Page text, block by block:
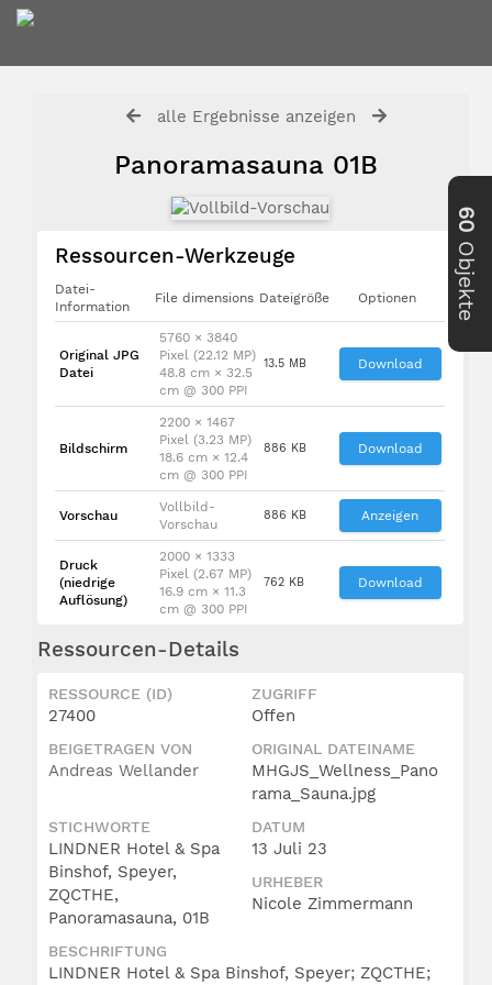
alle Ergebnisse anzeigen
Panoramasauna 01B
Ressourcen-Werkzeuge
Datei-
Information
File dimensions Dateigröße Optionen
Original JPG
Datei
5760 × 3840
Pixel (22.12 MP)
48.8 cm × 32.5
cm @ 300 PPI
13.5 MB Download
Bildschirm
2200 × 1467
Pixel (3.23 MP)
18.6 cm × 12.4
cm @ 300 PPI
886 KB Download
Vorschau
Vollbild-
Vorschau
886 KB Anzeigen
Druck
(niedrige
Auflösung)
2000 × 1333
Pixel (2.67 MP)
16.9 cm × 11.3
cm @ 300 PPI
762 KB Download
Ressourcen-Details
RESSOURCE (ID)
27400
ZUGRIFF
Offen
BEIGETRAGEN VON
Andreas Wellander
ORIGINAL DATEINAME
MHGJS_Wellness_Pano
rama_Sauna.jpg
STICHWORTE
LINDNER Hotel & Spa
Binshof, Speyer,
ZQCTHE,
Panoramasauna, 01B
DATUM
13 Juli 23
URHEBER
Nicole Zimmermann
BESCHRIFTUNG
LINDNER Hotel & Spa Binshof, Speyer; ZQCTHE;
60
Objekte